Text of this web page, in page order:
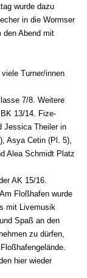
wurde dazu
in die Wormser
den Abend mit
Turner/innen
7/8. Weitere
13/14. Fize-
Jessica Theiler in
Asya Cetin (Pl. 5),
Alea Schmidt Platz
AK 15/16.
Floßhafen wurde
mit Livemusik
Spaß an den
zu dürfen,
hier wieder